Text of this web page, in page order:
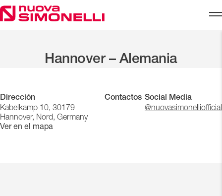
Skip to content
Hannover – Alemania
Dirección
Kabelkamp 10, 30179
Hannover, Nord, Germany
Ver en el mapa
Contactos Social Media
@nuovasimonelliofficial